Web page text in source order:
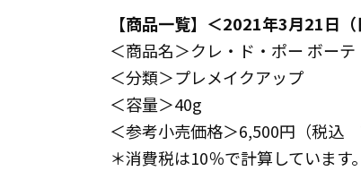
【商品一覧】＜2021年3月21日
＜商品名＞クレ・ド・ポー ボー
＜分類＞プレメイクアップ
＜容量＞40g
＜参考小売価格＞6,500円（税込
＊消費税は10％で計算しています。